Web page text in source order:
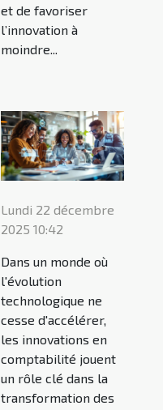
et de favoriser
l’innovation à
moindre...
Lundi 22 décembre
2025 10:42
Dans un monde où
l'évolution
technologique ne
cesse d'accélérer,
les innovations en
comptabilité jouent
un rôle clé dans la
transformation des